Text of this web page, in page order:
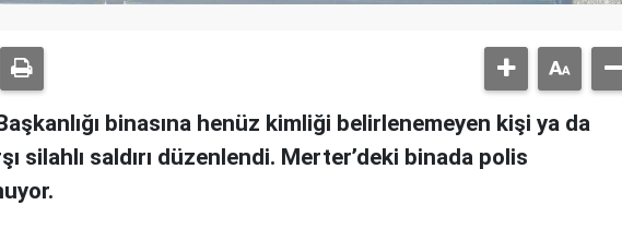
binasına henüz kimliği belirlenemeyen kişi ya da
silahlı saldırı düzenlendi. Merter’deki binada polis